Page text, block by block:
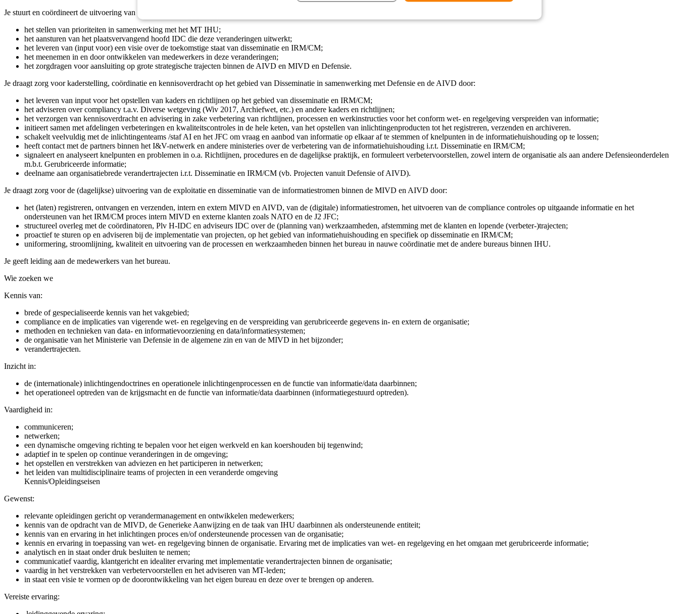
Je stuurt en coördineert de uitvoering van (grote) veranderingen in de informatiehuishouding en disseminatieketen door:
het stellen van prioriteiten in samenwerking met het MT IHU;
het aansturen van het plaatsvervangend hoofd IDC die deze veranderingen uitwerkt;
het leveren van (input voor) een visie over de toekomstige staat van disseminatie en IRM/CM;
het meenemen in en door ontwikkelen van medewerkers in deze veranderingen;
het zorgdragen voor aansluiting op grote strategische trajecten binnen de AIVD en MIVD en Defensie.
Je draagt zorg voor kaderstelling, coördinatie en kennisoverdracht op het gebied van Disseminatie in samenwerking met Defensie en de AIVD door:
het leveren van input voor het opstellen van kaders en richtlijnen op het gebied van disseminatie en IRM/CM;
het adviseren over compliancy t.a.v. Diverse wetgeving (Wiv 2017, Archiefwet, etc.) en andere kaders en richtlijnen;
het verzorgen van kennisoverdracht en advisering in zake verbetering van richtlijnen, processen en werkinstructies voor het conform wet- en regelgeving verspreiden van informatie;
initieert samen met afdelingen verbeteringen en kwaliteitscontroles in de hele keten, van het opstellen van inlichtingenproducten tot het registreren, verzenden en archiveren.
schakelt veelvuldig met de inlichtingenteams /staf AI en het JFC om vraag en aanbod van informatie op elkaar af te stemmen of knelpunten in de informatiehuishouding op te lossen;
heeft contact met de partners binnen het I&V-netwerk en andere ministeries over de verbetering van de informatiehuishouding i.r.t. Disseminatie en IRM/CM;
signaleert en analyseert knelpunten en problemen in o.a. Richtlijnen, procedures en de dagelijkse praktijk, en formuleert verbetervoorstellen, zowel intern de organisatie als aan andere Defensieonderdelen
m.b.t. Gerubriceerde informatie;
deelname aan organisatiebrede verandertrajecten i.r.t. Disseminatie en IRM/CM (vb. Projecten vanuit Defensie of AIVD).
Je draagt zorg voor de (dagelijkse) uitvoering van de exploitatie en disseminatie van de informatiestromen binnen de MIVD en AIVD door:
het (laten) registreren, ontvangen en verzenden, intern en extern MIVD en AIVD, van de (digitale) informatiestromen, het uitvoeren van de compliance controles op uitgaande informatie en het
ondersteunen van het IRM/CM proces intern MIVD en externe klanten zoals NATO en de J2 JFC;
structureel overleg met de coördinatoren, Plv H-IDC en adviseurs IDC over de (planning van) werkzaamheden, afstemming met de klanten en lopende (verbeter-)trajecten;
proactief te sturen op en adviseren bij de implementatie van projecten, op het gebied van informatiehuishouding en specifiek op disseminatie en IRM/CM;
uniformering, stroomlijning, kwaliteit en uitvoering van de processen en werkzaamheden binnen het bureau in nauwe coördinatie met de andere bureaus binnen IHU.
Je geeft leiding aan de medewerkers van het bureau.
Wie zoeken we
Kennis van:
brede of gespecialiseerde kennis van het vakgebied;
compliance en de implicaties van vigerende wet- en regelgeving en de verspreiding van gerubriceerde gegevens in- en extern de organisatie;
methoden en technieken van data- en informatievoorziening en data/informatiesystemen;
de organisatie van het Ministerie van Defensie in de algemene zin en van de MIVD in het bijzonder;
verandertrajecten.
Inzicht in:
de (internationale) inlichtingendoctrines en operationele inlichtingenprocessen en de functie van informatie/data daarbinnen;
het operationeel optreden van de krijgsmacht en de functie van informatie/data daarbinnen (informatiegestuurd optreden).
Vaardigheid in:
communiceren;
netwerken;
een dynamische omgeving richting te bepalen voor het eigen werkveld en kan koershouden bij tegenwind;
adaptief in te spelen op continue veranderingen in de omgeving;
het opstellen en verstrekken van adviezen en het participeren in netwerken;
het leiden van multidisciplinaire teams of projecten in een veranderde omgeving
Kennis/Opleidingseisen
Gewenst:
relevante opleidingen gericht op verandermanagement en ontwikkelen medewerkers;
kennis van de opdracht van de MIVD, de Generieke Aanwijzing en de taak van IHU daarbinnen als ondersteunende entiteit;
kennis van en ervaring in het inlichtingen proces en/of ondersteunende processen van de organisatie;
kennis en ervaring in toepassing van wet- en regelgeving binnen de organisatie. Ervaring met de implicaties van wet- en regelgeving en het omgaan met gerubriceerde informatie;
analytisch en in staat onder druk besluiten te nemen;
communicatief vaardig, klantgericht en idealiter ervaring met implementatie verandertrajecten binnen de organisatie;
vaardig in het verstrekken van verbetervoorstellen en het adviseren van MT-leden;
in staat een visie te vormen op de doorontwikkeling van het eigen bureau en deze over te brengen op anderen.
Vereiste ervaring: